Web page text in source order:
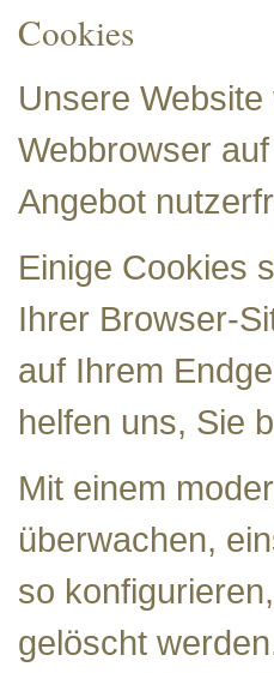
Cookies
Unsere
Webbrowser
Angebot
Einige Cookies
Ihrer Browser-
auf Ihrem
helfen uns, Sie
Mit einem
überwachen,
so
gelöscht